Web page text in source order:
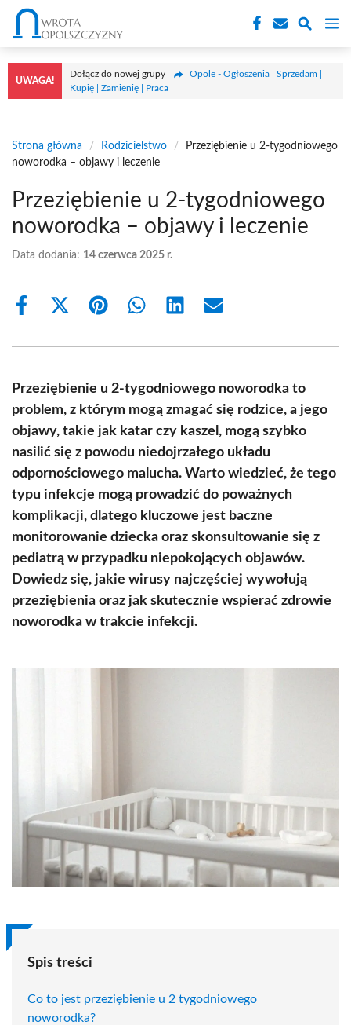
Przejdź
treści
UWAGA!
Dołącz do nowej grupy
Opole - Ogłoszenia | Sprzedam |
Kupię | Zamienię | Praca
Strona główna / Rodzicielstwo /
Przeziębienie u 2-tygodniowego
noworodka – objawy i leczenie
Przeziębienie u 2-tygodniowego
noworodka – objawy i leczenie
Data dodania: 14 czerwca 2025 r.
Share
Share
(Twitter)
Share Share Share Share
Przeziębienie u 2-tygodniowego noworodka to
problem, z którym mogą zmagać się rodzice, a jego
objawy, takie jak katar czy kaszel, mogą szybko
nasilić się z powodu niedojrzałego układu
odpornościowego malucha. Warto wiedzieć, że tego
typu infekcje mogą prowadzić do poważnych
komplikacji, dlatego kluczowe jest baczne
monitorowanie dziecka oraz skonsultowanie się z
pediatrą w przypadku niepokojących objawów.
Dowiedz się, jakie wirusy najczęściej wywołują
przeziębienia oraz jak skutecznie wspierać zdrowie
noworodka w trakcie infekcji.
Spis treści
Co to jest przeziębienie u 2 tygodniowego
noworodka?